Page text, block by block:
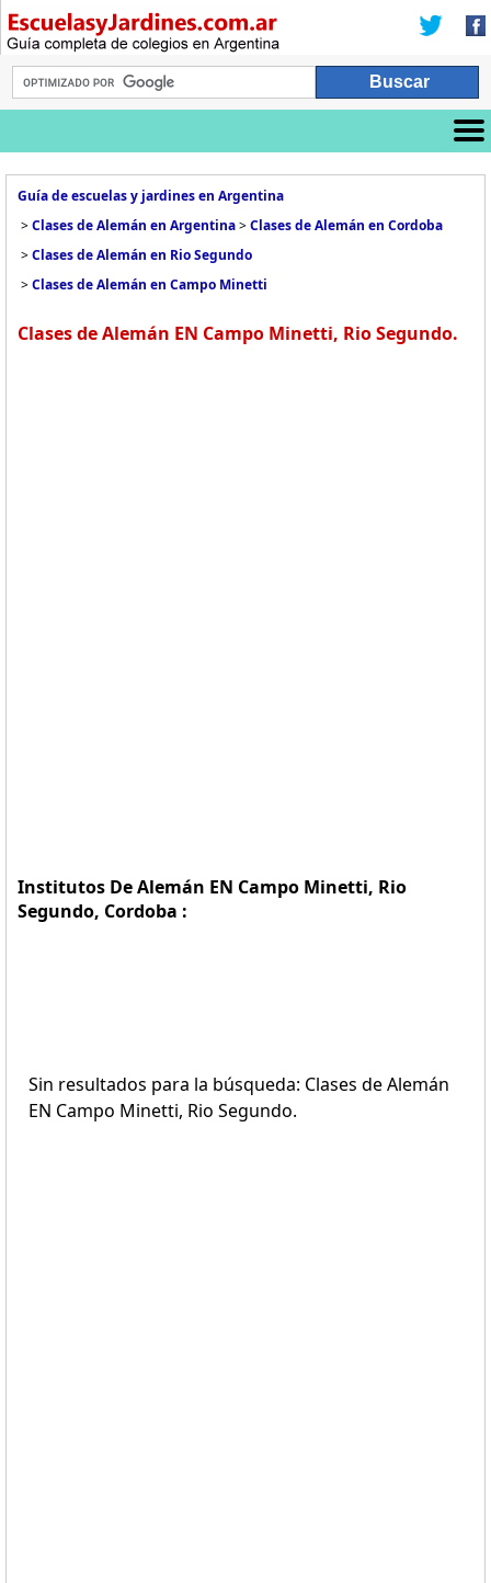
Guía de escuelas y jardines en Argentina
>Clases de Alemán en Argentina>Clases de Alemán en Cordoba
>Clases de Alemán en Rio Segundo
>Clases de Alemán en Campo Minetti
Clases de Alemán EN Campo Minetti, Rio Segundo.
Institutos De Alemán EN Campo Minetti, Rio
Segundo, Cordoba :
Sin resultados para la búsqueda: Clases de Alemán
EN Campo Minetti, Rio Segundo.